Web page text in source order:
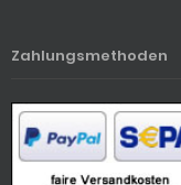
Zahlungsmethoden